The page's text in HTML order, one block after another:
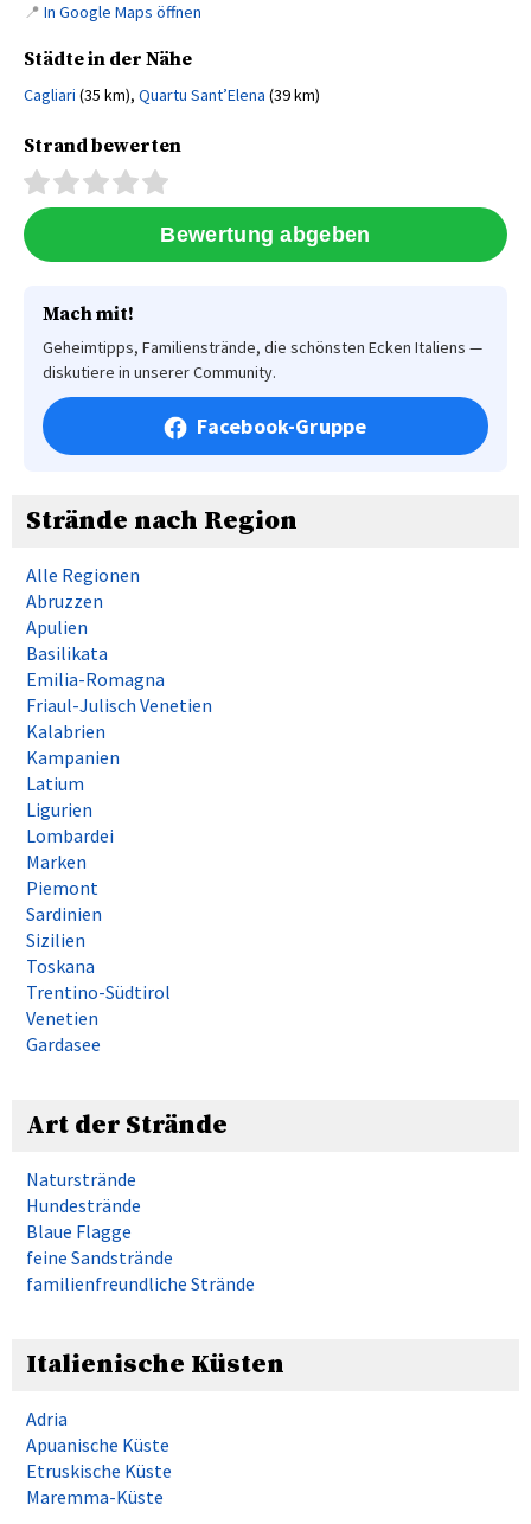
📍 In Google Maps öffnen
Städte in der Nähe
Cagliari (35 km), Quartu Sant’Elena (39 km)
Strand bewerten
Mach mit!
Geheimtipps, Familienstrände, die schönsten Ecken Italiens —
diskutiere in unserer Community.
Facebook-Gruppe
Strände nach Region
Alle Regionen
Abruzzen
Apulien
Basilikata
Emilia-Romagna
Friaul-Julisch Venetien
Kalabrien
Kampanien
Latium
Ligurien
Lombardei
Marken
Piemont
Sardinien
Sizilien
Toskana
Trentino-Südtirol
Venetien
Gardasee
Art der Strände
Naturstrände
Hundestrände
Blaue Flagge
feine Sandstrände
familienfreundliche Strände
Italienische Küsten
Adria
Apuanische Küste
Etruskische Küste
Maremma-Küste